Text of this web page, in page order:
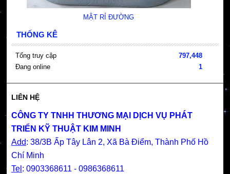
MẬT RỈ ĐƯỜNG
THỐNG KÊ
Tổng truy cập
797,448
Đang online
1
LIÊN HỆ
CÔNG TY TNHH THƯƠNG MẠI DỊCH VỤ PHÁT
TRIỂN KỸ THUẬT KIM MINH
Add: 38/3B Ấp Tây Lân 2, Xã Bà Điểm, Thành Phố Hồ
Chí Minh
Tel : 0903368611 - 0986368611